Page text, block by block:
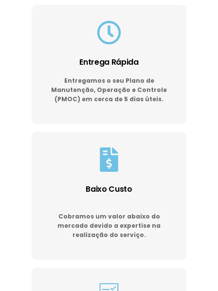
Entrega Rápida
Entregamos o seu Plano de
Manutenção, Operação e Controle
(PMOC) em cerca de 5 dias úteis.
Baixo Custo
Cobramos um valor abaixo do
mercado devido a expertise na
realização do serviço.